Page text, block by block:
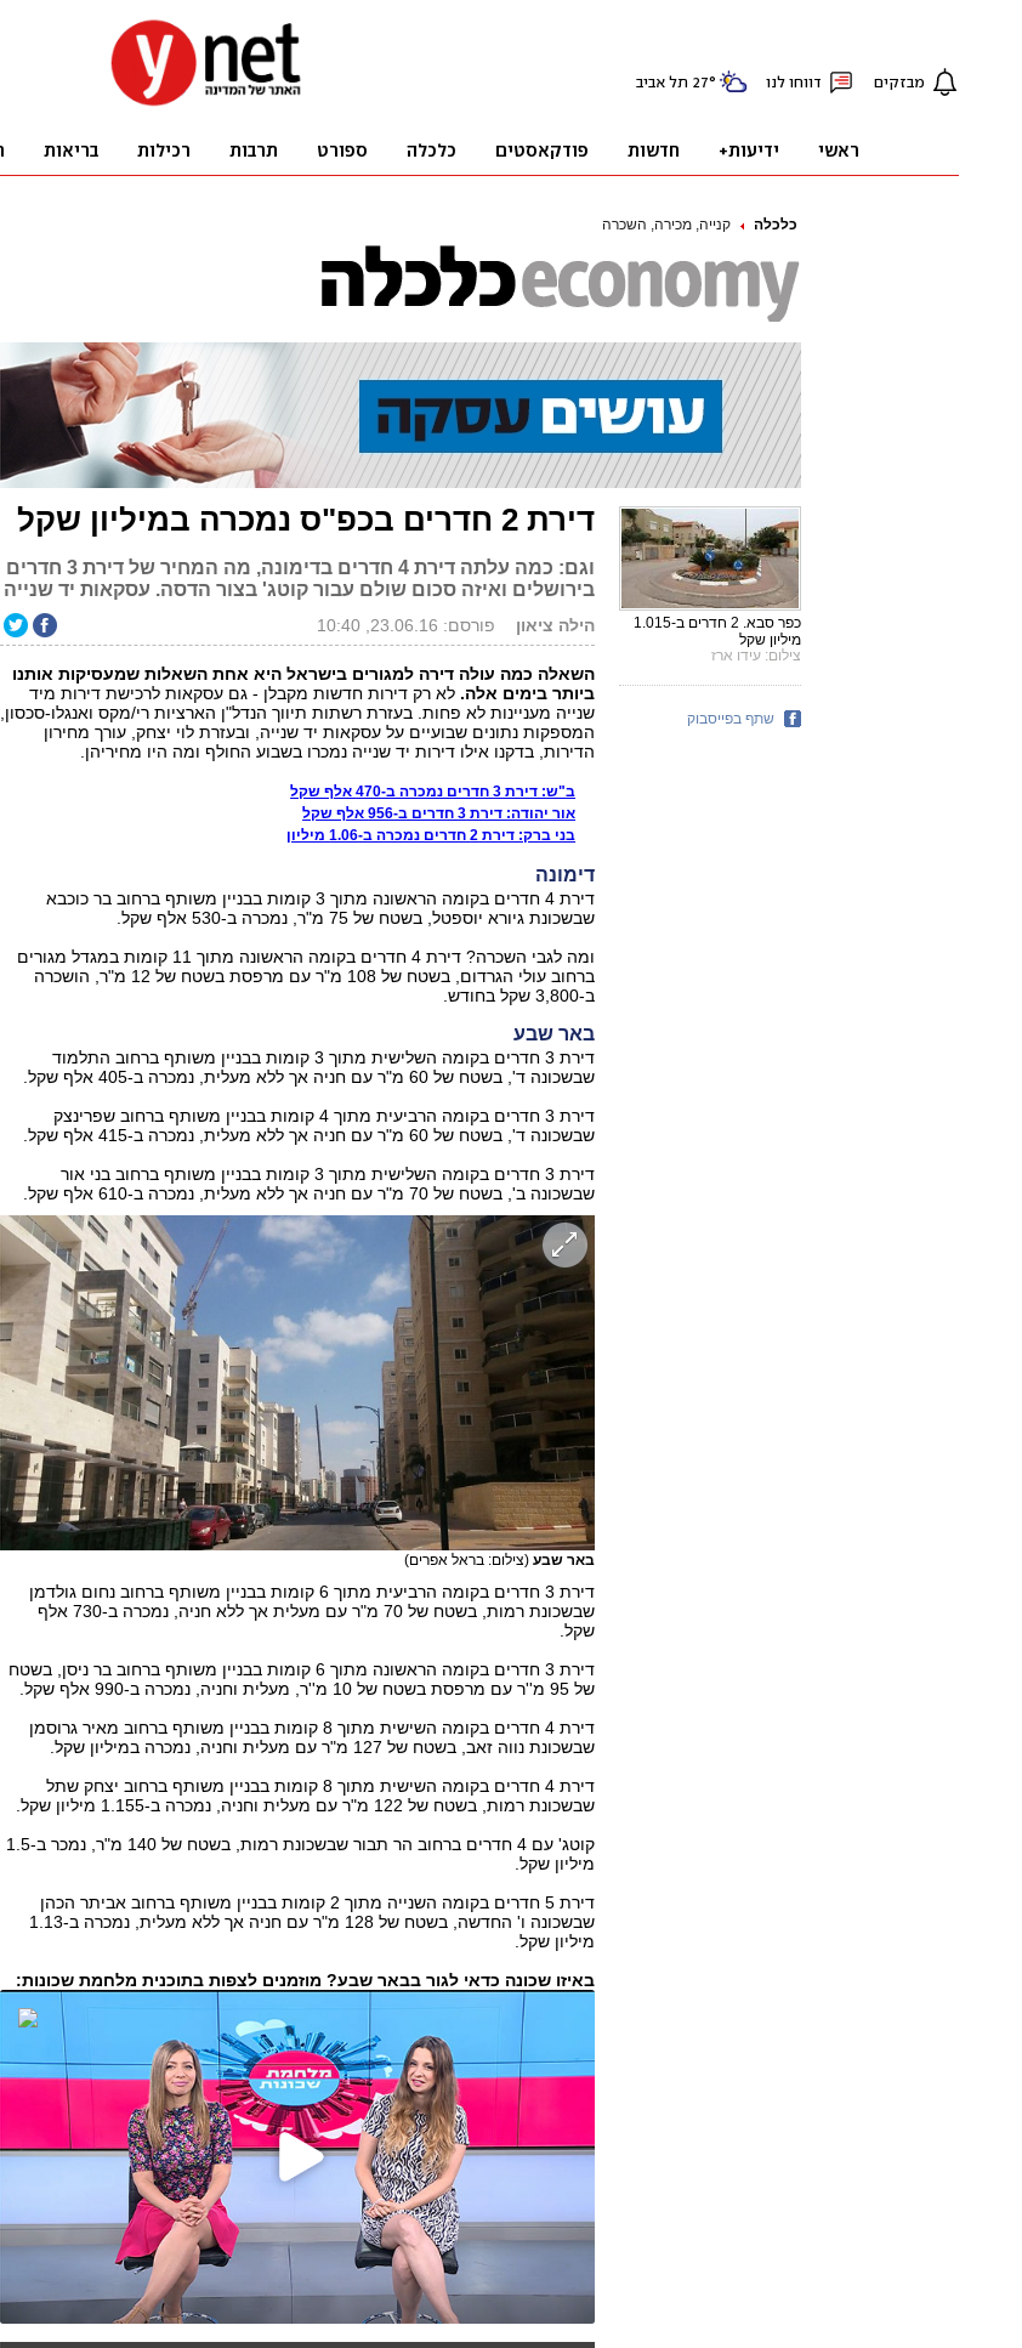
כלכלה קנייה, מכירה, השכרה
דירת 2 חדרים בכפ"ס נמכרה במיליון שקל
וגם: כמה עלתה דירת 4 חדרים בדימונה, מה המחיר של דירת 3 חדרים
בירושלים ואיזה סכום שולם עבור קוטג' בצור הדסה. עסקאות יד שנייה
הילה ציאון פורסם: 23.06.16, 10:40
השאלה כמה עולה דירה למגורים בישראל היא אחת השאלות שמעסיקות אותנו
ביותר בימים אלה. לא רק דירות חדשות מקבלן - גם עסקאות לרכישת דירות מיד
שנייה מעניינות לא פחות. בעזרת רשתות תיווך הנדל"ן הארציות רי/מקס ואנגלו-סכסון,
המספקות נתונים שבועיים על עסקאות יד שנייה, ובעזרת לוי יצחק, עורך מחירון
הדירות, בדקנו אילו דירות יד שנייה נמכרו בשבוע החולף ומה היו מחיריהן.
ב"ש: דירת 3 חדרים נמכרה ב-470 אלף שקל
אור יהודה: דירת 3 חדרים ב-956 אלף שקל
בני ברק: דירת 2 חדרים נמכרה ב-1.06 מיליון
דימונה
דירת 4 חדרים בקומה הראשונה מתוך 3 קומות בבניין משותף ברחוב בר כוכבא
שבשכונת גיורא יוספטל, בשטח של 75 מ"ר, נמכרה ב-530 אלף שקל.
ומה לגבי השכרה? דירת 4 חדרים בקומה הראשונה מתוך 11 קומות במגדל מגורים
ברחוב עולי הגרדום, בשטח של 108 מ"ר עם מרפסת בשטח של 12 מ"ר, הושכרה
ב-3,800 שקל בחודש.
באר שבע
דירת 3 חדרים בקומה השלישית מתוך 3 קומות בבניין משותף ברחוב התלמוד
שבשכונה ד', בשטח של 60 מ"ר עם חניה אך ללא מעלית, נמכרה ב-405 אלף שקל.
דירת 3 חדרים בקומה הרביעית מתוך 4 קומות בבניין משותף ברחוב שפרינצק
שבשכונה ד', בשטח של 60 מ"ר עם חניה אך ללא מעלית, נמכרה ב-415 אלף שקל.
דירת 3 חדרים בקומה השלישית מתוך 3 קומות בבניין משותף ברחוב בני אור
שבשכונה ב', בשטח של 70 מ"ר עם חניה אך ללא מעלית, נמכרה ב-610 אלף שקל.
באר שבע (צילום: בראל אפרים)
דירת 3 חדרים בקומה הרביעית מתוך 6 קומות בבניין משותף ברחוב נחום גולדמן
שבשכונת רמות, בשטח של 70 מ"ר עם מעלית אך ללא חניה, נמכרה ב-730 אלף
שקל.
דירת 3 חדרים בקומה הראשונה מתוך 6 קומות בבניין משותף ברחוב בר ניסן, בשטח
של 95 מ''ר עם מרפסת בשטח של 10 מ''ר, מעלית וחניה, נמכרה ב-990 אלף שקל.
דירת 4 חדרים בקומה השישית מתוך 8 קומות בבניין משותף ברחוב מאיר גרוסמן
שבשכונת נווה זאב, בשטח של 127 מ"ר עם מעלית וחניה, נמכרה במיליון שקל.
דירת 4 חדרים בקומה השישית מתוך 8 קומות בבניין משותף ברחוב יצחק שתל
שבשכונת רמות, בשטח של 122 מ"ר עם מעלית וחניה, נמכרה ב-1.155 מיליון שקל.
קוטג' עם 4 חדרים ברחוב הר תבור שבשכונת רמות, בשטח של 140 מ"ר, נמכר ב-1.5
מיליון שקל.
דירת 5 חדרים בקומה השנייה מתוך 2 קומות בבניין משותף ברחוב אביתר הכהן
שבשכונה ו' החדשה, בשטח של 128 מ"ר עם חניה אך ללא מעלית, נמכרה ב-1.13
מיליון שקל.
באיזו שכונה כדאי לגור בבאר שבע? מוזמנים לצפות בתוכנית מלחמת שכונות:
כפר סבא. 2 חדרים ב-1.015
מיליון שקל
צילום: עידו ארז
שתף בפייסבוק